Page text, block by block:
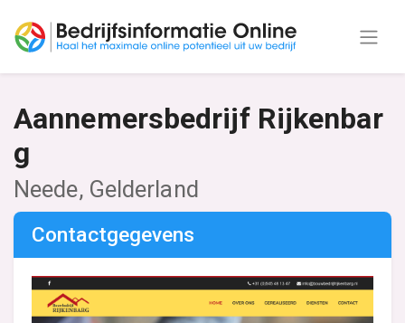
Aannemersbedrijf Rijkenbar
g
Neede, Gelderland
Contactgegevens